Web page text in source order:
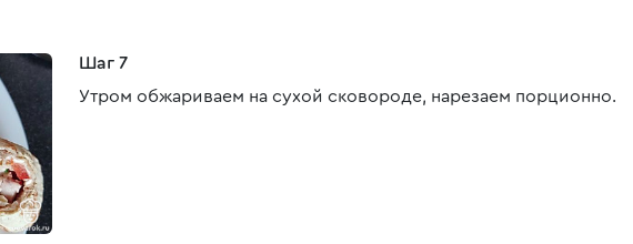
Шаг 7
Утром обжариваем на сухой сковороде, нарезаем порционно.